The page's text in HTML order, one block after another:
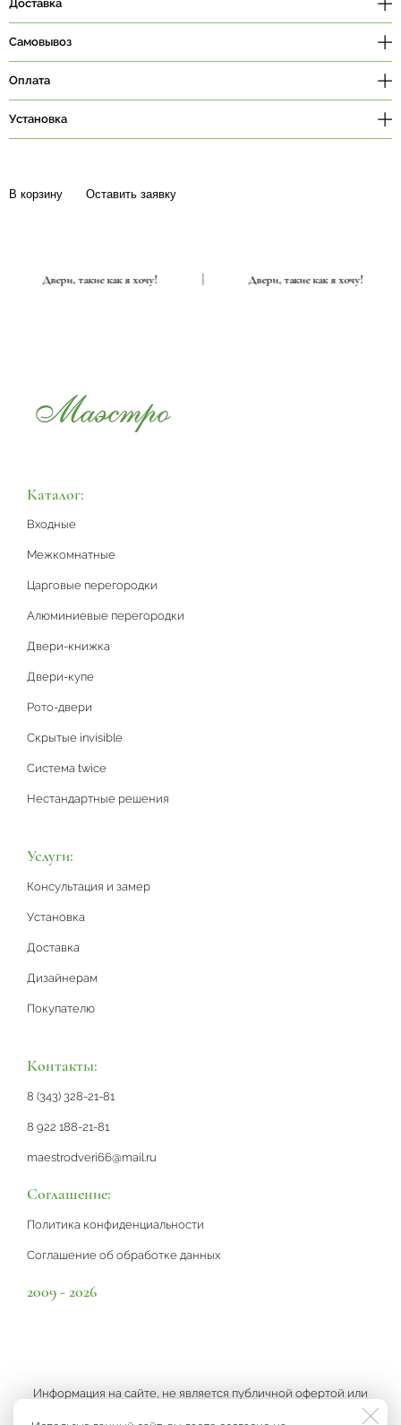
Доставка
Самовывоз
Оплата
Установка
В корзину Оставить заявку
Двери, такие как я хочу! Двери, такие как я хочу!
Каталог:
Входные
Межкомнатные
Царговые перегородки
Алюминиевые перегородки
Двери-книжка
Двери-купе
Рото-двери
Скрытые invisible
Система twice
Нестандартные решения
Услуги:
Консультация и замер
Установка
Доставка
Дизайнерам
Покупателю
Контакты:
8 (343) 328-21-81
8 922 188-21-81
maestrodveri66@mail.ru
Соглашение:
Политика конфиденциальности
Соглашение об обработке данных
2009 - 2026
Информация на сайте, не является публичной офертой или
рекламой, а носит информационный характер и может быть